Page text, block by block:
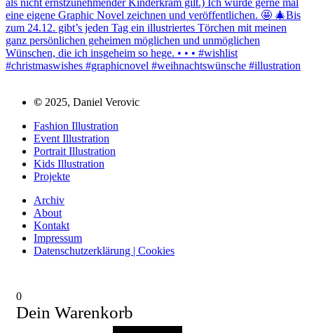
© 2025, Daniel Verovic
Fashion Illustration
Event Illustration
Portrait Illustration
Kids Illustration
Projekte
Archiv
About
Kontakt
Impressum
Datenschutzerklärung | Cookies
0
Dein Warenkorb